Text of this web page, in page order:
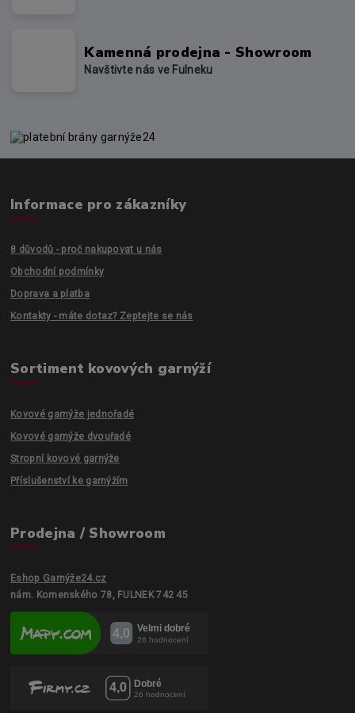
Kamenná prodejna - Showroom
Navštivte nás ve Fulneku
Informace pro zákazníky
8 důvodů - proč nakupovat u nás
Obchodní podmínky
Doprava a platba
Kontakty - máte dotaz? Zeptejte se nás
Sortiment kovových garnýží
Kovové garnýže jednořadé
Kovové garnýže dvouřadé
Stropní kovové garnýže
Příslušenství ke garnýžím
Prodejna / Showroom
Eshop Garnýže24.cz
nám. Komenského 78, FULNEK 742 45